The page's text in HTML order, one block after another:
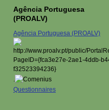
Agência Portuguesa
(PROALV)
Agência Portuguesa (PROALV)
.
Questionnaires